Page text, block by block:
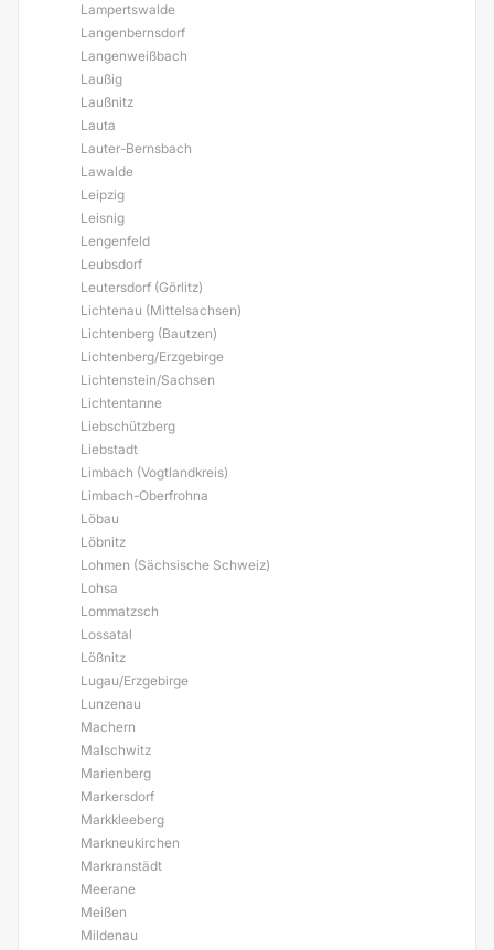
Lampertswalde
Langenbernsdorf
Langenweißbach
Laußig
Laußnitz
Lauta
Lauter-Bernsbach
Lawalde
Leipzig
Leisnig
Lengenfeld
Leubsdorf
Leutersdorf (Görlitz)
Lichtenau (Mittelsachsen)
Lichtenberg (Bautzen)
Lichtenberg/Erzgebirge
Lichtenstein/Sachsen
Lichtentanne
Liebschützberg
Liebstadt
Limbach (Vogtlandkreis)
Limbach-Oberfrohna
Löbau
Löbnitz
Lohmen (Sächsische Schweiz)
Lohsa
Lommatzsch
Lossatal
Lößnitz
Lugau/Erzgebirge
Lunzenau
Machern
Malschwitz
Marienberg
Markersdorf
Markkleeberg
Markneukirchen
Markranstädt
Meerane
Meißen
Mildenau